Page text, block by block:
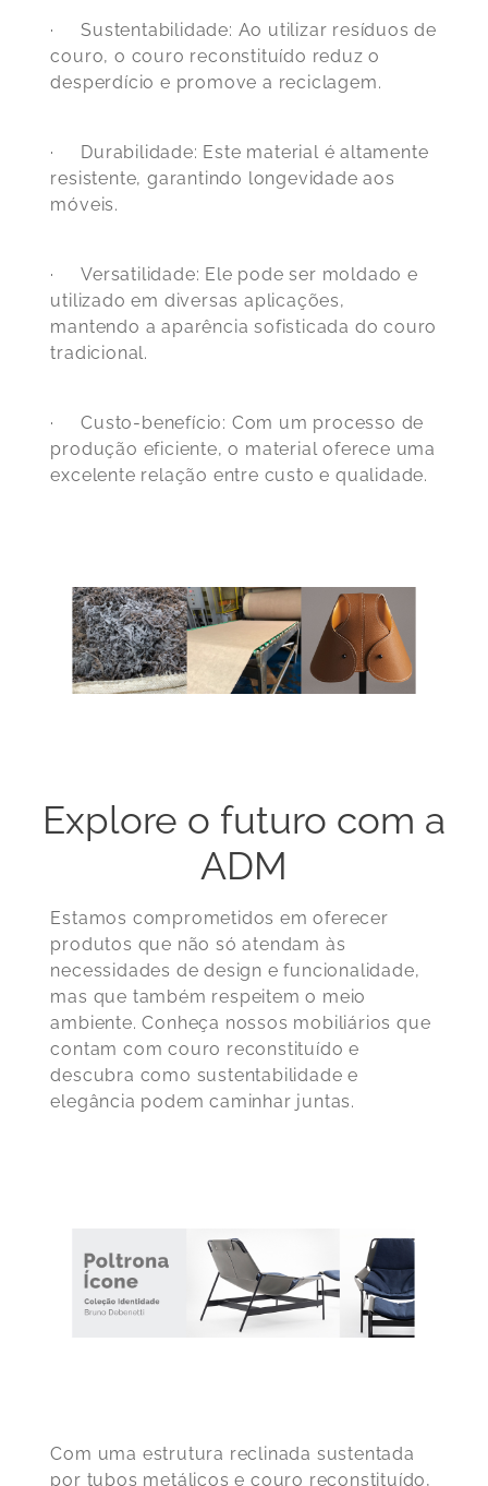
·Sustentabilidade: Ao utilizar resíduos de
couro, o couro reconstituído reduz o
desperdício e promove a reciclagem.
· Durabilidade: Este material é altamente
resistente, garantindo longevidade aos
móveis.
·Versatilidade: Ele pode ser moldado e
utilizado em diversas aplicações,
mantendo a aparência sofisticada do couro
tradicional.
·Custo-benefício: Com um processo de
produção eficiente, o material oferece uma
excelente relação entre custo e qualidade.
Explore o futuro com a
ADM
Estamos comprometidos em oferecer
produtos que não só atendam às
necessidades de design e funcionalidade,
mas que também respeitem o meio
ambiente. Conheça nossos mobiliários que
contam com couro reconstituído e
descubra como sustentabilidade e
elegância podem caminhar juntas.
Com uma estrutura reclinada sustentada
por tubos metálicos e couro reconstituído,